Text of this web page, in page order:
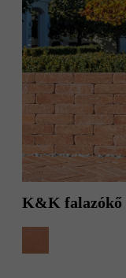
K&K falazókő